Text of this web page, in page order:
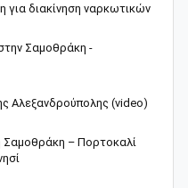
διακίνηση ναρκωτικών
Σαμοθράκη -
Αλεξανδρούπολης (video)
– Πορτοκαλί